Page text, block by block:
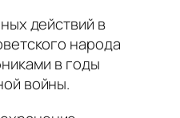
действий в
народа
в годы
войны.